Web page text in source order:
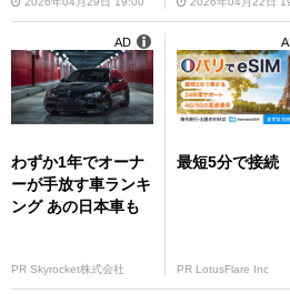
わずか1年でオーナ
ーが手放す車ランキ
ング あの日本車も
PR Skyrocket株式会社
AD
最短5分で接続
PR LotusFlare Inc